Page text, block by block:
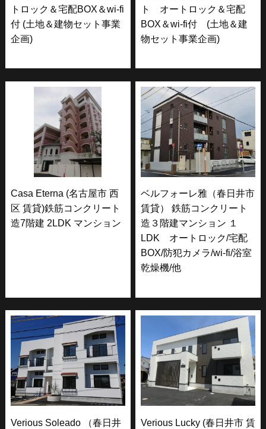
トロック＆宅配BOX＆wi-fi
付 (土地＆建物セット事業
企画)
ト オートロック＆宅配
BOX＆wi-fi付 (土地＆建
物セット事業企画)
Casa Eterna (名古屋市 西
区 賃貸)鉄筋コンクリート
造7階建 2LDK マンション
ベルフォーレ雅（春日井市
賃貸） 鉄筋コンクリート
造３階建マンション １
LDK オートロック/宅配
BOX/防犯カメラ/wi-fi/浴室
乾燥機/他
Verious Soleado （春日井
Verious Lucky (春日井市 賃